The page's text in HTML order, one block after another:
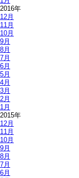
2016年
12月
11月
10月
9月
8月
7月
6月
5月
4月
3月
2月
1月
2015年
12月
11月
10月
9月
8月
7月
6月